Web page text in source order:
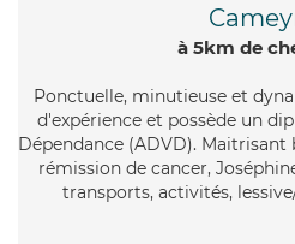
à 5km de
Ponctuelle, minutieuse et
d'expérience et possède un
Dépendance (ADVD).
rémission de cancer,
transports, activités,